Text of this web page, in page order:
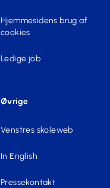
Hjemmesidens brug af
cookies
Ledige job
Øvrige
Venstres skoleweb
In English
Pressekontakt